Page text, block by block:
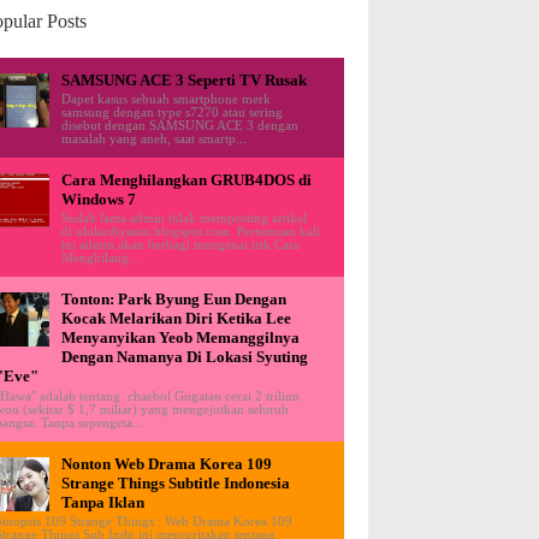
Posts
SAMSUNG ACE 3 Seperti TV Rusak
Dapet kasus sebuah smartphone merk
samsung dengan type s7270 atau sering
disebut dengan SAMSUNG ACE 3 dengan
masalah yang aneh, saat smartp...
Cara Menghilangkan GRUB4DOS di
Windows 7
Sudah lama admin tidak memposting artikel
di ululardiyanto.blogspot.com. Pertemuan kali
ini admin akan berbagi mengenai trik Cara
Menghilang...
Tonton: Park Byung Eun Dengan
Kocak Melarikan Diri Ketika Lee
Menyanyikan Yeob Memanggilnya
Dengan Namanya Di Lokasi Syuting
adalah tentang chaebol Gugatan cerai 2 triliun
(sekitar $ 1,7 miliar) yang mengejutkan seluruh
Tanpa sepengeta...
Nonton Web Drama Korea 109
Strange Things Subtitle Indonesia
Tanpa Iklan
109 Strange Things : Web Drama Korea 109
Things Sub Indo ini menceritakan tentang